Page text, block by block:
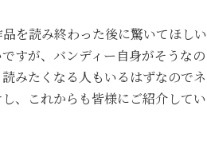
を読み終わった後に驚いてほしい
すが、バンディー自身がそうなの
みたくなる人もいるはずなのでネ
、これからも皆様にご紹介してい